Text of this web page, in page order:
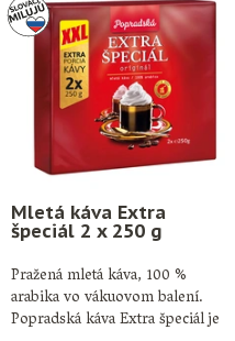
Mletá káva Extra
špeciál 2 x 250 g
Pražená mletá káva, 100 %
arabika vo vákuovom balení.
Popradská káva Extra špeciál je